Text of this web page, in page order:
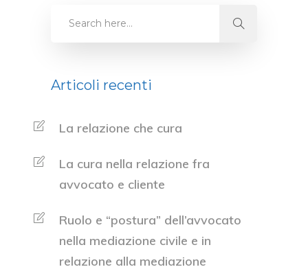
Articoli recenti
La relazione che cura
La cura nella relazione fra
avvocato e cliente
Ruolo e “postura” dell’avvocato
nella mediazione civile e in
relazione alla mediazione